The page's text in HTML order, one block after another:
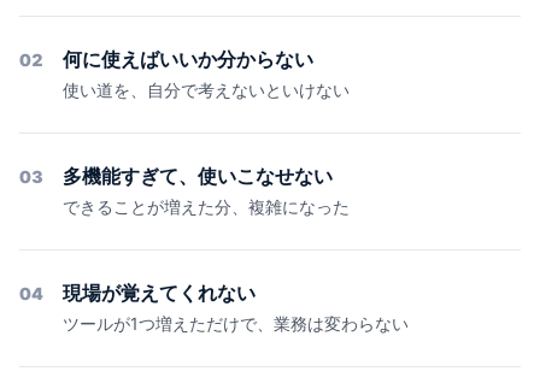
02 何に使えばいいか分からない
使い道を、自分で考えないといけない
03 多機能すぎて、使いこなせない
できることが増えた分、複雑になった
04 現場が覚えてくれない
ツールが1つ増えただけで、業務は変わらない